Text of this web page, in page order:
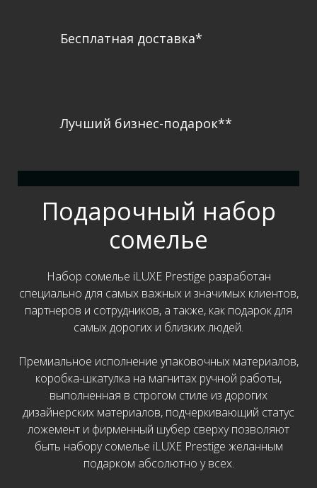
Бесплатная доставка*
Лучший бизнес-подарок**
Подарочный набор
сомелье
Набор сомелье iLUXE Prestige разработан
специально для самых важных и значимых клиентов,
партнеров и сотрудников, а также, как подарок для
самых дорогих и близких людей.
Премиальное исполнение упаковочных материалов,
коробка-шкатулка на магнитах ручной работы,
выполненная в строгом стиле из дорогих
дизайнерских материалов, подчеркивающий статус
ложемент и фирменный шубер сверху позволяют
быть набору сомелье iLUXE Prestige желанным
подарком абсолютно у всех.